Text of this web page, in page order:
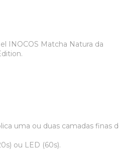
INOCOS Matcha Natura da
uma ou duas camadas finas
ou LED (60s).